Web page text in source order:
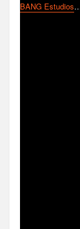
BANG Estudios